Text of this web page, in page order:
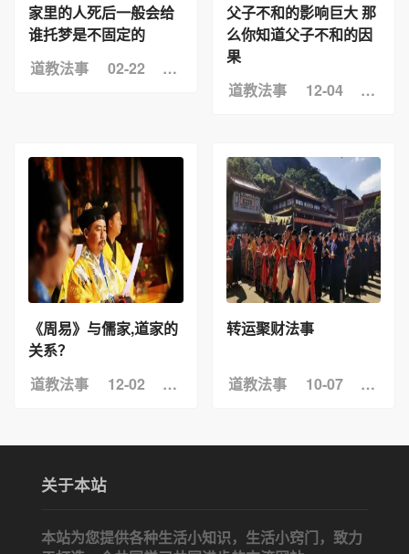
家里的人死后一般会给
谁托梦是不固定的
道教法事
02-22 浏览：5
父子不和的影响巨大 那
么你知道父子不和的因
果
道教法事
12-04 浏览
《周易》与儒家,道家的
关系？
道教法事
12-02 浏览：4
转运聚财法事
道教法事 10-07 浏览
关于本站
本站为您提供各种生活小知识，生活小窍门，致力